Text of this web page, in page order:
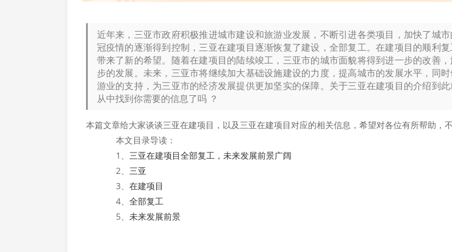
近年来，三亚市政府积极推进城市建设和旅游业发展，不断引进各类项目，加快了城
冠疫情的逐渐得到控制，三亚在建项目逐渐恢复了建设，全部复工。在建项目的顺利
带来了新的希望。随着在建项目的陆续竣工，三亚市的城市面貌将得到进一步的改善
步的发展。未来，三亚市将继续加大基础设施建设的力度，提高城市的发展水平，同
游业的支持，为三亚市的经济发展提供更加坚实的保障。关于三亚在建项目的介绍到
从中找到你需要的信息了吗 ？
本篇文章给大家谈谈三亚在建项目，以及三亚在建项目对应的相关信息，希望对各位有所帮助，
本文目录导读：
1、 三亚在建项目全部复工，未来发展前景广阔
2、 三亚
3、 在建项目
4、 全部复工
5、 未来发展前景